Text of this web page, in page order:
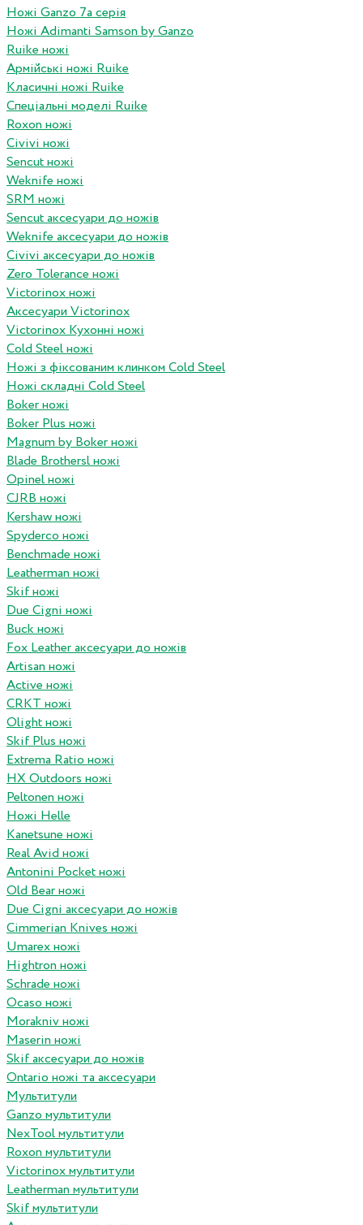
Ножі Ganzo 7а серія
Ножі Adimanti Samson by Ganzo
Ruike ножі
Армійські ножі Ruike
Класичні ножі Ruike
Спеціальні моделі Ruike
Roxon ножi
Civivi ножі
Sencut ножі
Weknife ножі
SRM ножі
Sencut аксесуари до ножів
Weknife аксесуари до ножів
Civivi аксесуари до ножів
Zero Tolerance ножі
Victorinox ножі
Аксесуари Victorinox
Victorinox Кухонні ножі
Cold Steel ножі
Ножі з фіксованим клинком Cold Steel
Ножі складні Cold Steel
Boker ножі
Boker Plus ножі
Magnum by Boker ножі
Blade Brothersl ножі
Opinel ножі
CJRB ножі
Kershaw ножі
Spyderco ножі
Benchmade ножі
Leatherman ножі
Skif ножі
Due Cigni ножі
Buck ножі
Fox Leather аксесуари до ножів
Artisan ножі
Active ножі
CRKT ножі
Olight ножі
Skif Plus ножі
Extrema Ratio ножі
HX Outdoors ножі
Peltonen ножі
Ножі Helle
Kanetsune ножі
Real Avid ножі
Antonini Pocket ножі
Old Bear ножі
Due Cigni аксесуари до ножів
Cimmerian Knives ножі
Umarex ножі
Hightron ножі
Schrade ножі
Ocaso ножі
Morakniv ножі
Maserin ножі
Skif аксесуари до ножів
Ontario ножі та аксесуари
Мультитули
Ganzo мультитули
NexTool мультитули
Roxon мультитули
Victorinox мультитули
Leatherman мультитули
Skif мультитули